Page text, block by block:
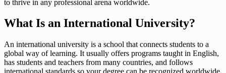
to thrive in any professional arena worldwide.
What Is an International University?
An international university is a school that connects students to a
global way of learning. It usually offers programs taught in English,
has students and teachers from many countries, and follows